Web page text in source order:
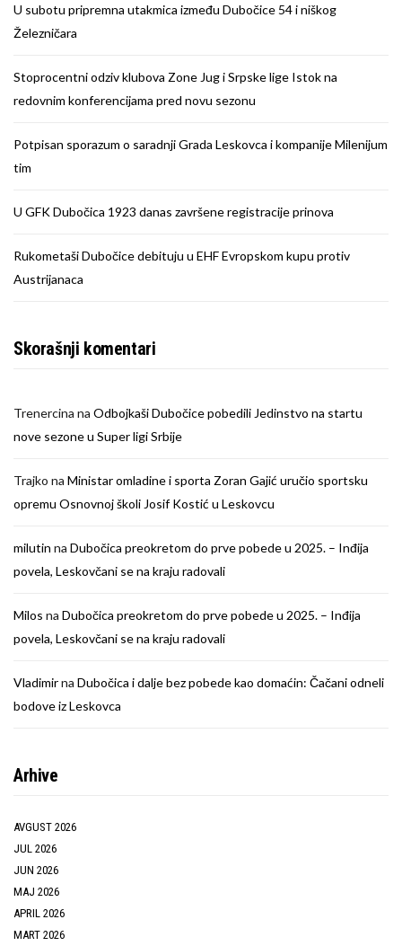
U subotu pripremna utakmica između Dubočice 54 i niškog
Železničara
Stoprocentni odziv klubova Zone Jug i Srpske lige Istok na
redovnim konferencijama pred novu sezonu
Potpisan sporazum o saradnji Grada Leskovca i kompanije Milenijum
tim
U GFK Dubočica 1923 danas završene registracije prinova
Rukometaši Dubočice debituju u EHF Evropskom kupu protiv
Austrijanaca
Skorašnji komentari
Trenercina na Odbojkaši Dubočice pobedili Jedinstvo na startu
nove sezone u Super ligi Srbije
Trajko na Ministar omladine i sporta Zoran Gajić uručio sportsku
opremu Osnovnoj školi Josif Kostić u Leskovcu
milutin na Dubočica preokretom do prve pobede u 2025. – Inđija
povela, Leskovčani se na kraju radovali
Milos na Dubočica preokretom do prve pobede u 2025. – Inđija
povela, Leskovčani se na kraju radovali
Vladimirna Dubočica i dalje bez pobede kao domaćin: Čačani odneli
bodove iz Leskovca
Arhive
AVGUST 2026
JUL 2026
JUN 2026
MAJ 2026
APRIL 2026
MART 2026